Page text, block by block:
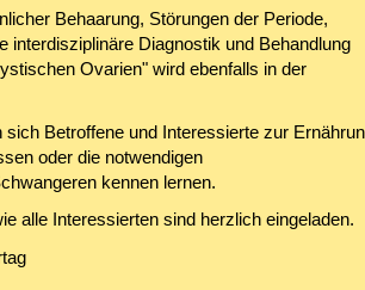
Behaarung, Störungen der Periode,
interdisziplinäre Diagnostik und Behandlung
Ovarien" wird ebenfalls in der
Betroffene und Interessierte zur
oder die notwendigen
kennen lernen.
alle Interessierten sind herzlich eingeladen.